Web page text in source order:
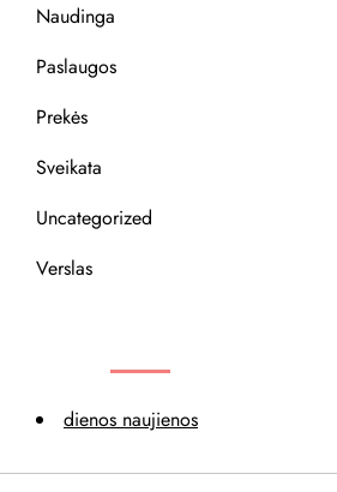
Naudinga
Paslaugos
Prekės
Sveikata
Uncategorized
Verslas
dienos naujienos